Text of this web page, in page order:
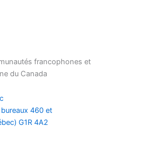
francophones et
du Canada
460 et
G1R 4A2